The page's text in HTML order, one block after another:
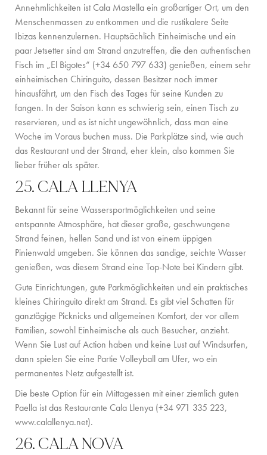
NEWS
ÜBER UNS
ÜBER UNS
VILLA-BESITZER
FAMILIENFREUNDLICH
NACHHALTIGKEIT
BUCHUNGSBEDINGUNGEN
Annehmlichkeiten ist Cala Mastella ein großartiger Ort, um den
Menschenmassen zu entkommen und die rustikalere Seite
Ibizas kennenzulernen. Hauptsächlich Einheimische und ein
paar Jetsetter sind am Strand anzutreffen, die den authentischen
Fisch im „El Bigotes“ (+34 650 797 633) genießen, einem sehr
einheimischen Chiringuito, dessen Besitzer noch immer
hinausfährt, um den Fisch des Tages für seine Kunden zu
fangen. In der Saison kann es schwierig sein, einen Tisch zu
reservieren, und es ist nicht ungewöhnlich, dass man eine
Woche im Voraus buchen muss. Die Parkplätze sind, wie auch
das Restaurant und der Strand, eher klein, also kommen Sie
lieber früher als später.
25. CALA LLENYA
Bekannt für seine Wassersportmöglichkeiten und seine
entspannte Atmosphäre, hat dieser große, geschwungene
Strand feinen, hellen Sand und ist von einem üppigen
Pinienwald umgeben. Sie können das sandige, seichte Wasser
genießen, was diesem Strand eine Top-Note bei Kindern gibt.
Gute Einrichtungen, gute Parkmöglichkeiten und ein praktisches
kleines Chiringuito direkt am Strand. Es gibt viel Schatten für
ganztägige Picknicks und allgemeinen Komfort, der vor allem
Familien, sowohl Einheimische als auch Besucher, anzieht.
Wenn Sie Lust auf Action haben und keine Lust auf Windsurfen,
dann spielen Sie eine Partie Volleyball am Ufer, wo ein
permanentes Netz aufgestellt ist.
Die beste Option für ein Mittagessen mit einer ziemlich guten
Paella ist das Restaurante Cala Llenya (+34 971 335 223,
www.calallenya.net).
26. CALA NOVA